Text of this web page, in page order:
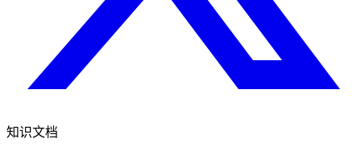
知识文档